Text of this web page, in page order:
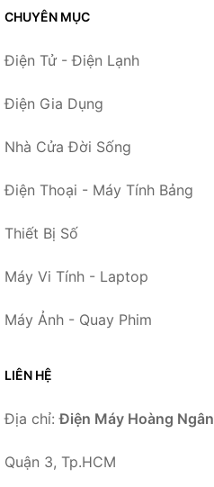
CHUYÊN MỤC
Điện Tử - Điện Lạnh
Điện Gia Dụng
Nhà Cửa Đời Sống
Điện Thoại - Máy Tính Bảng
Thiết Bị Số
Máy Vi Tính - Laptop
Máy Ảnh - Quay Phim
LIÊN HỆ
Địa chỉ:Điện Máy Hoàng Ngân
Quận 3, Tp.HCM